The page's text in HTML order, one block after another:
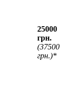
25000
грн.
(37500
грн.)*